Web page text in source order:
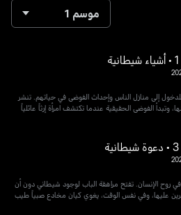
موسم 1
إلى منازل الناس وإحداث الفوضى في حياتهم. تنشر
الفوضى الحقيقية عندما تكتشف امرأة إرثاً عائلياً
روح الإنسان. تفتح مراهقة الباب لوجود شيطاني دون أن
عليها، وفي نفس الوقت، يغوي كيان مخادع صبياً طيب